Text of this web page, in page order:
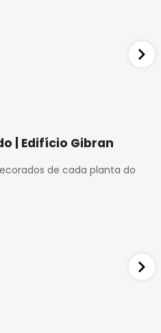
| Edifício Gibran
de cada planta do